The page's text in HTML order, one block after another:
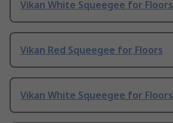
Vikan White Squeegee for Floors
Vikan Red Squeegee for Floors
Vikan White Squeegee for Floors